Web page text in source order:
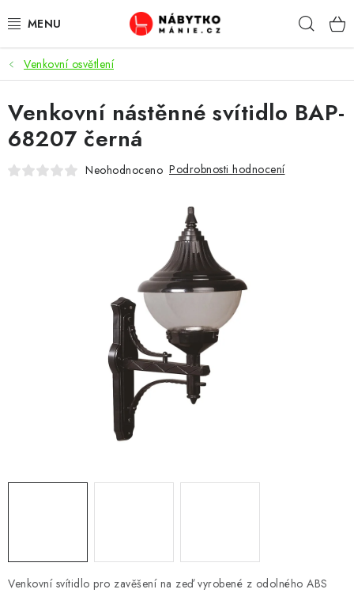
na
OBÝVACÍ POKOJ
KUCHYŇ A JÍDELNA
LOŽNICE
CHOVATELSKÉ POTŘEBY
DOPLŇKY A DEKORACE
OSTATNÍ
VÝPRODEJ
Venkovní osvětlení
Venkovní svítidlo pro zavěšení na zeď vyrobené z odolného ABS
Venkovní nástěnné svítidlo BAP-
68207 černá
Neohodnoceno Podrobnosti hodnocení